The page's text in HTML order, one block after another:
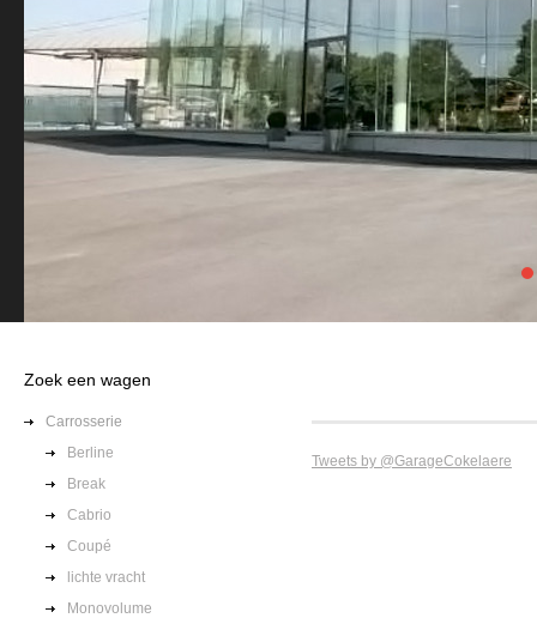
Zoek een wagen
Carrosserie
Berline
Break
Cabrio
Coupé
lichte vracht
Monovolume
Tweets by @GarageCokelaere